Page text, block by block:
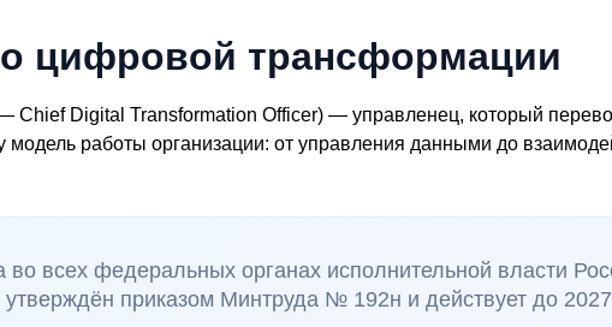
цифровой трансформации
Digital Transformation Officer) — управленец, который
модель работы организации: от управления данными до
всех федеральных органах исполнительной власти
приказом Минтруда № 192н и действует до